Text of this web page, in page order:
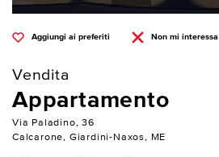
Aggiungi ai preferiti Non mi interessa
Vendita
Appartamento
Via Paladino, 36
Calcarone, Giardini-Naxos, ME